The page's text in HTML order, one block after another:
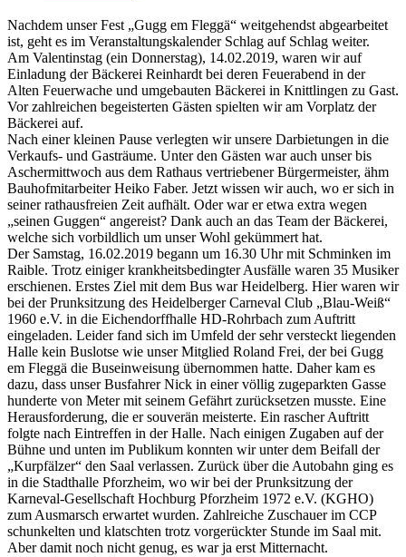
Nachdem unser Fest „Gugg em Fleggä“ weitgehendst abgearbeitet
ist, geht es im Veranstaltungskalender Schlag auf Schlag weiter.
Am Valentinstag (ein Donnerstag), 14.02.2019, waren wir auf
Einladung der Bäckerei Reinhardt bei deren Feuerabend in der
Alten Feuerwache und umgebauten Bäckerei in Knittlingen zu Gast.
Vor zahlreichen begeisterten Gästen spielten wir am Vorplatz der
Bäckerei auf.
Nach einer kleinen Pause verlegten wir unsere Darbietungen in die
Verkaufs- und Gasträume. Unter den Gästen war auch unser bis
Aschermittwoch aus dem Rathaus vertriebener Bürgermeister, ähm
Bauhofmitarbeiter Heiko Faber. Jetzt wissen wir auch, wo er sich in
seiner rathausfreien Zeit aufhält. Oder war er etwa extra wegen
„seinen Guggen“ angereist? Dank auch an das Team der Bäckerei,
welche sich vorbildlich um unser Wohl gekümmert hat.
Der Samstag, 16.02.2019 begann um 16.30 Uhr mit Schminken im
Raible. Trotz einiger krankheitsbedingter Ausfälle waren 35 Musiker
erschienen. Erstes Ziel mit dem Bus war Heidelberg. Hier waren wir
bei der Prunksitzung des Heidelberger Carneval Club „Blau-Weiß“
1960 e.V. in die Eichendorffhalle HD-Rohrbach zum Auftritt
eingeladen. Leider fand sich im Umfeld der sehr versteckt liegenden
Halle kein Buslotse wie unser Mitglied Roland Frei, der bei Gugg
em Fleggä die Buseinweisung übernommen hatte. Daher kam es
dazu, dass unser Busfahrer Nick in einer völlig zugeparkten Gasse
hunderte von Meter mit seinem Gefährt zurücksetzen musste. Eine
Herausforderung, die er souverän meisterte. Ein rascher Auftritt
folgte nach Eintreffen in der Halle. Nach einigen Zugaben auf der
Bühne und unten im Publikum konnten wir unter dem Beifall der
„Kurpfälzer“ den Saal verlassen. Zurück über die Autobahn ging es
in die Stadthalle Pforzheim, wo wir bei der Prunksitzung der
Karneval-Gesellschaft Hochburg Pforzheim 1972 e.V. (KGHO)
zum Ausmarsch erwartet wurden. Zahlreiche Zuschauer im CCP
schunkelten und klatschten trotz vorgerückter Stunde im Saal mit.
Aber damit noch nicht genug, es war ja erst Mitternacht.